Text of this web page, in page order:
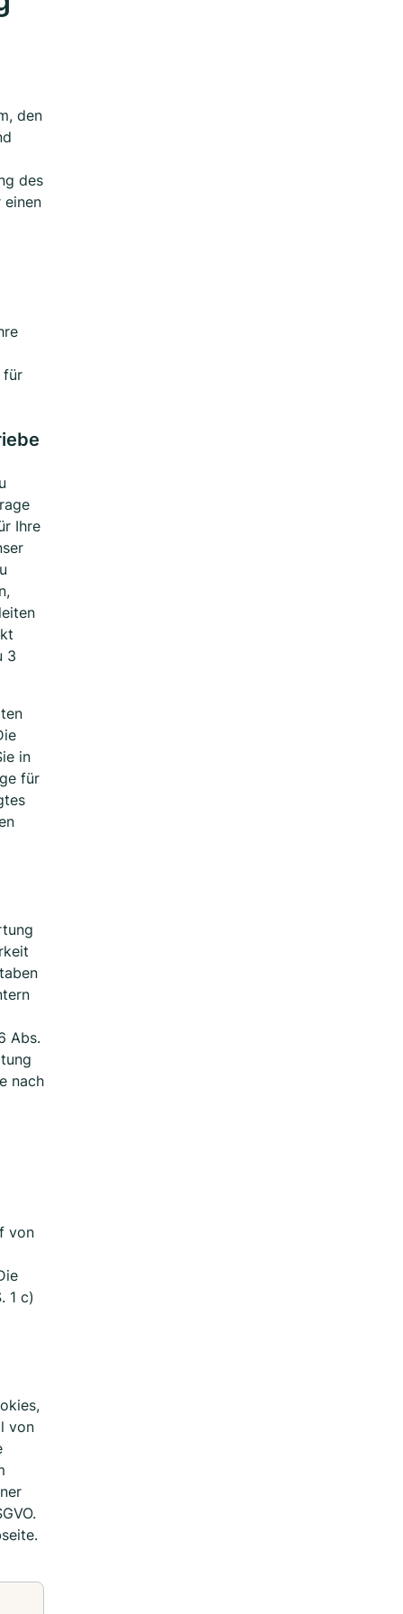
den
des
einen
für
Ihre
3
in
für
Abs.
nach
von
1 c)
von